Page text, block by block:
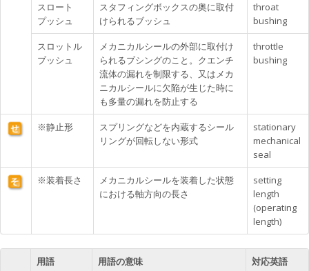
スロート
プッシュ
スタフィングボックスの奥に取付
けられるブッシュ
throat
bushing
スロットル
ブッシュ
メカニカルシールの外部に取付け
られるブシングのこと。クエンチ
流体の漏れを制限する、又はメカ
ニカルシールに欠陥が生じた時に
も多量の漏れを防止する
throttle
bushing
※静止形
スプリングなどを内蔵するシール
リングが回転しない形式
stationary
mechanical
seal
※装着長さ
メカニカルシールを装着した状態
における軸方向の長さ
setting
length
(operating
length)
用語 用語の意味 対応英語